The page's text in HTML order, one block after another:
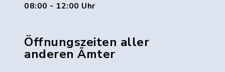
08:00 - 12:00 Uhr
Öffnungszeiten aller
anderen Ämter